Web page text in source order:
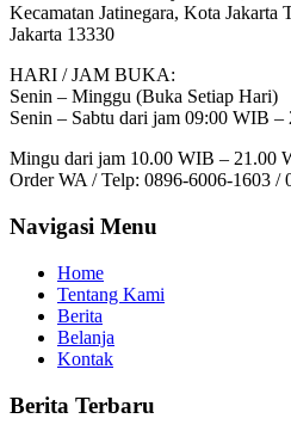
Kecamatan Jatinegara, Kota Jakarta
Jakarta 13330
HARI / JAM BUKA:
Senin – Minggu (Buka Setiap Hari)
Senin – Sabtu dari jam 09:00 WIB
Mingu dari jam 10.00 WIB – 21.00
Order WA / Telp: 0896-6006-1603 /
Navigasi Menu
Home
Tentang Kami
Berita
Belanja
Kontak
Berita Terbaru